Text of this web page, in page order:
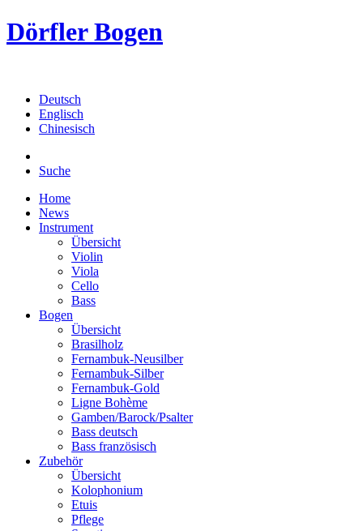
Dörfler Bogen
Deutsch
Englisch
Chinesisch
Suche
Home
News
Instrument
Übersicht
Violin
Viola
Cello
Bass
Bogen
Übersicht
Brasilholz
Fernambuk-Neusilber
Fernambuk-Silber
Fernambuk-Gold
Ligne Bohème
Gamben/Barock/Psalter
Bass deutsch
Bass französisch
Zubehör
Übersicht
Kolophonium
Etuis
Pflege